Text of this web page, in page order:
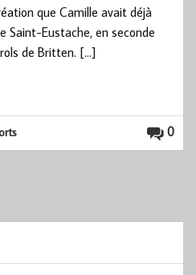
que Camille avait déjà
Saint-Eustache, en seconde
de Britten. […]
0